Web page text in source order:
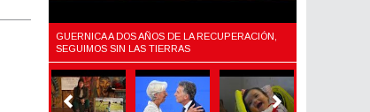
GUERNICA A DOS AÑOS DE LA RECUPERACIÓN,
SEGUIMOS SIN LAS TIERRAS